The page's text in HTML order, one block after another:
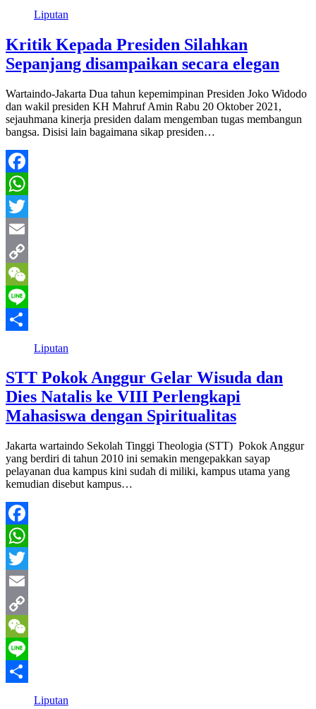
Liputan
Kritik Kepada Presiden Silahkan
Sepanjang disampaikan secara elegan
Wartaindo-Jakarta Dua tahun kepemimpinan Presiden Joko Widodo
dan wakil presiden KH Mahruf Amin Rabu 20 Oktober 2021,
sejauhmana kinerja presiden dalam mengemban tugas membangun
bangsa. Disisi lain bagaimana sikap presiden…
Facebook
WhatsApp
Twitter
Email
Copy
Link
WeChat
Line
Liputan
STT Pokok Anggur Gelar Wisuda dan
Dies Natalis ke VIII Perlengkapi
Mahasiswa dengan Spiritualitas
Jakarta wartaindo Sekolah Tinggi Theologia (STT) Pokok Anggur
yang berdiri di tahun 2010 ini semakin mengepakkan sayap
pelayanan dua kampus kini sudah di miliki, kampus utama yang
kemudian disebut kampus…
Facebook
WhatsApp
Twitter
Email
Copy
Link
WeChat
Line
Liputan